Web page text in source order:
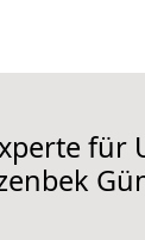
für